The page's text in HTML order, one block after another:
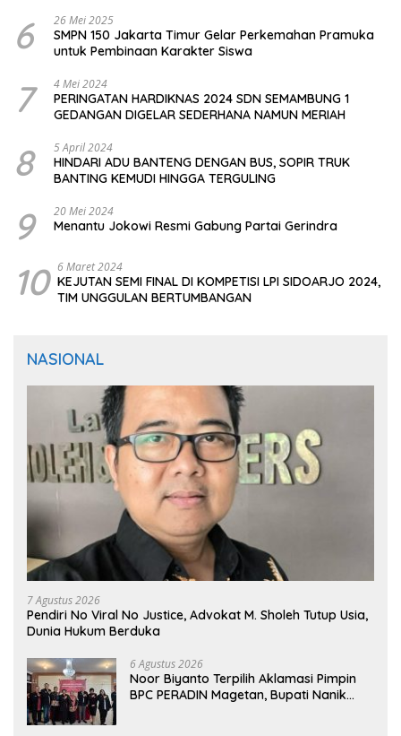
6 26 Mei 2025
SMPN 150 Jakarta Timur Gelar Perkemahan Pramuka
untuk Pembinaan Karakter Siswa
7 4 Mei 2024
PERINGATAN HARDIKNAS 2024 SDN SEMAMBUNG 1
GEDANGAN DIGELAR SEDERHANA NAMUN MERIAH
8 5 April 2024
HINDARI ADU BANTENG DENGAN BUS, SOPIR TRUK
BANTING KEMUDI HINGGA TERGULING
9 20 Mei 2024
Menantu Jokowi Resmi Gabung Partai Gerindra
10 6 Maret 2024
KEJUTAN SEMI FINAL DI KOMPETISI LPI SIDOARJO 2024,
TIM UNGGULAN BERTUMBANGAN
NASIONAL
7 Agustus 2026
Pendiri No Viral No Justice, Advokat M. Sholeh Tutup Usia,
Dunia Hukum Berduka
6 Agustus 2026
Noor Biyanto Terpilih Aklamasi Pimpin
BPC PERADIN Magetan, Bupati Nanik